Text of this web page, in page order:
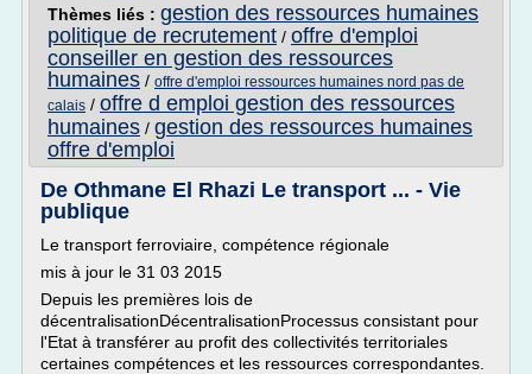
Thèmes liés : gestion des ressources humaines
politique de recrutement / offre d'emploi
conseiller en gestion des ressources
humaines / offre d'emploi ressources humaines nord pas de
calais / offre d emploi gestion des ressources
humaines / gestion des ressources humaines
offre d'emploi
De Othmane El Rhazi Le transport ... - Vie
publique
Le transport ferroviaire, compétence régionale
mis à jour le 31 03 2015
Depuis les premières lois de
décentralisationDécentralisationProcessus consistant pour
l'Etat à transférer au profit des collectivités territoriales
certaines compétences et les ressources correspondantes.